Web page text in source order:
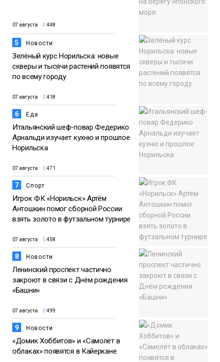
07 августа 448
5 Новости
Зелёный курс Норильска: новые
скверы и тысячи растений появятся
по всему городу
07 августа 418
6 Еда
Итальянский шеф-повар Федерико
Арнальди изучает кухню и прошлое
Норильска
07 августа 471
7 Спорт
Игрок ФК «Норильск» Артём
Антошкин помог сборной России
взять золото в футзальном турнире
07 августа 458
8 Новости
Ленинский проспект частично
закроют в связи с Днём рождения
«Башни»
07 августа 499
9 Новости
«Домик Хоббитов» и «Самолёт в
облаках» появятся в Кайеркане